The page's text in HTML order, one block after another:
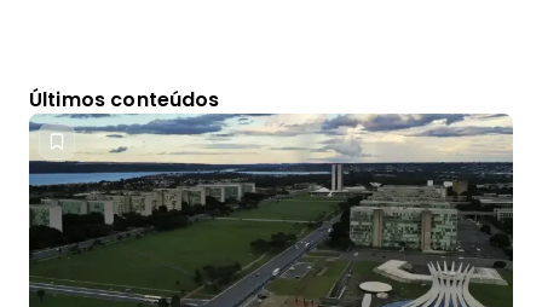
Últimos conteúdos